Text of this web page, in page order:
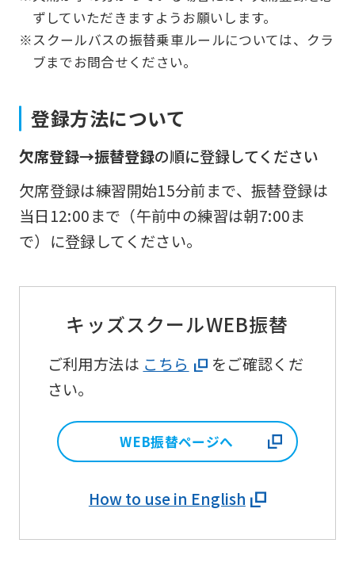
ずしていただきますようお願いします。
※スクールバスの振替乗車ルールについては、クラ
ブまでお問合せください。
登録方法について
欠席登録→振替登録の順に登録してください
欠席登録は練習開始15分前まで、振替登録は
当日12:00まで（午前中の練習は朝7:00ま
で）に登録してください。
キッズスクールWEB振替
ご利用方法は こちら
をご確認くだ
さい。
WEB振替ページへ
How to use in English